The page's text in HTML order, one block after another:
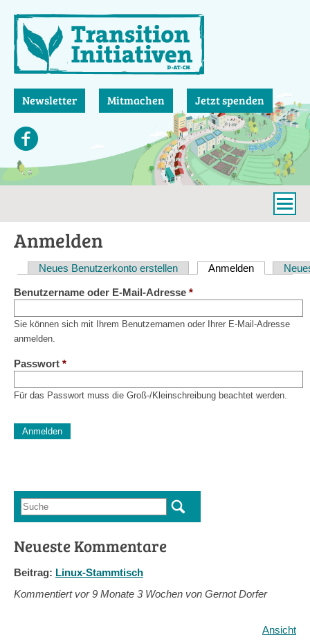
zum
Inhalt
Newsletter Mitmachen Jetzt spenden
Anmelden
Haupt-
Reiter
Neues Benutzerkonto erstellen Anmelden(aktiver
Benutzername oder E-Mail-Adresse *
Sie können sich mit Ihrem Benutzernamen oder Ihrer E-Mail-Adresse
anmelden.
Passwort *
Für das Passwort muss die Groß-/Kleinschreibung beachtet werden.
Diese Sicherheitsfrage überprüft, ob Sie ein menschlicher
Suchformular
Suche
Neueste Kommentare
Beitrag: Linux-Stammtisch
Kommentiert vor9 Monate 3 Wochen von Gernot Dorfer
Ansicht